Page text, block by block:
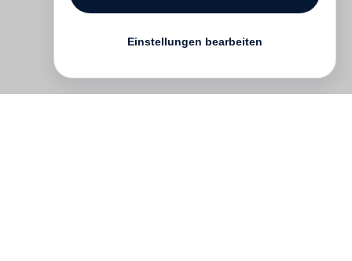
Einstellungen bearbeiten